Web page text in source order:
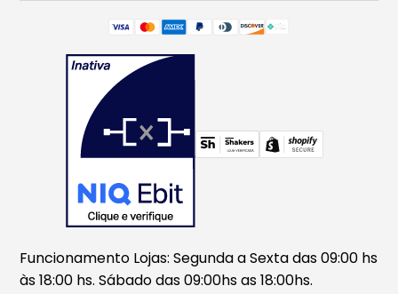
Funcionamento Lojas: Segunda a Sexta das 09:00 hs
às 18:00 hs. Sábado das 09:00hs as 18:00hs.